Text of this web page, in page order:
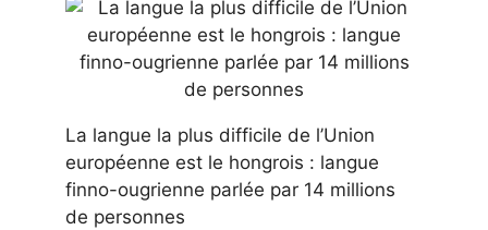
La langue la plus difficile de l’Union
européenne est le hongrois : langue
finno-ougrienne parlée par 14 millions
de personnes